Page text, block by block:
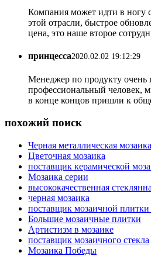
Компания может идти в ногу
этой отрасли, быстрое
цена, это наше второе
принцесса2020.02.02 19:12:29
Менеджер по продукту очень
профессиональный человек,
в конце концов пришли к
похожий поиск
Черная металлическая мозаика
Цветочная мозаика
поставщик керамической
Мозаика серии
высококачественная
черная мозаика
поставщик мозаичной
Большие мозаичные плитки
Артистизм в мозаике
поставщик мозаичного стекла
Мозаика Победы